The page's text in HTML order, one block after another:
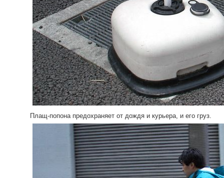
Плащ-попона предохраняет от дождя и курьера, и его груз.